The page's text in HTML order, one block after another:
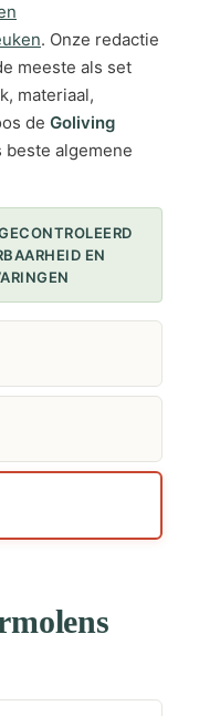
. Onze redactie
meeste als set
materiaal,
de Goliving
beste algemene
EN